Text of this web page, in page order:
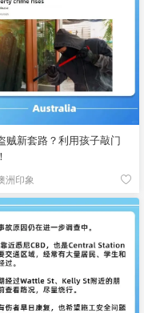
贼新套路？利用孩子敲门
洲印象